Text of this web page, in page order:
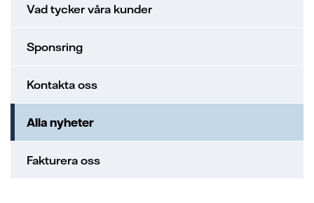
Vad tycker våra kunder
Sponsring
Kontakta oss
Alla nyheter
Fakturera oss